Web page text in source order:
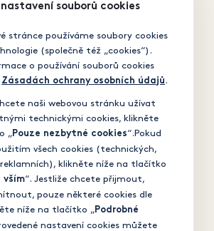
nastavení souborů cookies
stránce používáme soubory cookies
(společně též „cookies“).
o používání souborů cookies
Zásadách ochrany osobních údajů .
naši webovou stránku užívat
technickými cookies, klikněte
„Pouze nezbytné cookies“.Pokud
všech cookies (technických,
klikněte níže na tlačítko
vším“. Jestliže chcete přijmout,
pouze některé cookies dle
níže na tlačítko „Podrobné
nastavení cookies můžete